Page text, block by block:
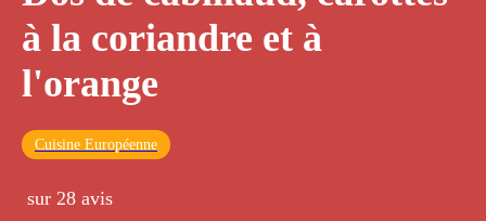
à la coriandre et à
l'orange
Cuisine Européenne
sur 28 avis